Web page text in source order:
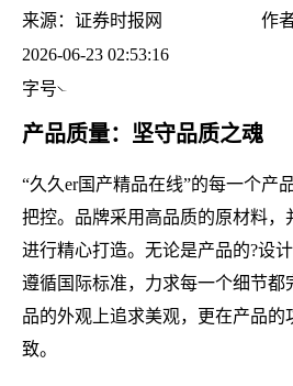
来源： 证券时报网 作
2026-06-23 02:53:16
字号
产品质量：坚守品质之魂
“久久er国产精品在线”的每一个产
把控。品牌采用高品质的原材料，
进行精心打造。无论是产品的?设
遵循国际标准，力求每一个细节都
品的外观上追求美观，更在产品的
致。